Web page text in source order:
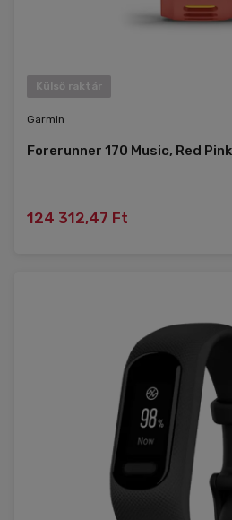
Külső raktár
Garmin
Forerunner 170 Music, Red
124 312,47 Ft